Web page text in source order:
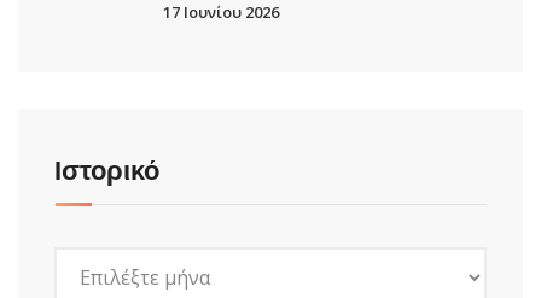
17 Ιουνίου 2026
Ιστορικό